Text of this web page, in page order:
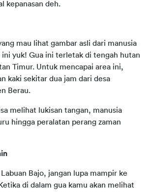
kepanasan deh.
mau lihat gambar asli dari manusia
yuk! Gua ini terletak di tengah hutan
Timur. Untuk mencapai area ini,
kaki sekitar dua jam dari desa
Berau.
melihat lukisan tangan, manusia
hingga peralatan perang zaman
Bajo, jangan lupa mampir ke
di dalam gua kamu akan melihat